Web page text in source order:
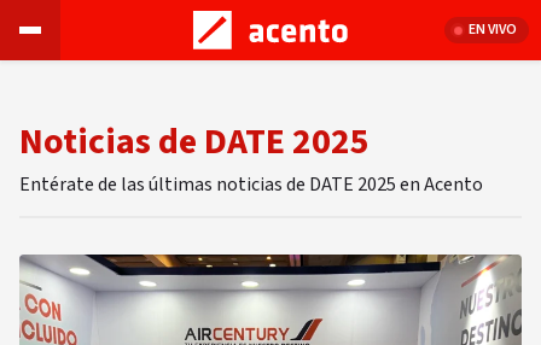
EN VIVO
Noticias de DATE 2025
Entérate de las últimas noticias de DATE 2025 en Acento